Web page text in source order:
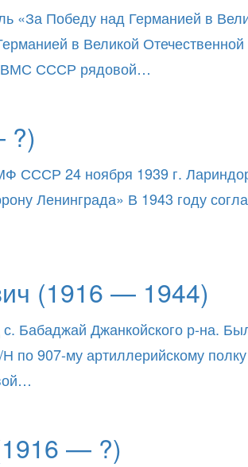
Победу над Германией в
в Великой Отечественной
ВМС СССР рядовой…
?)
СССР 24 ноября 1939 г.
Ленинграда» В 1943 году
(1916 — 1944)
Бабаджай Джанкойского р-на.
907-му артиллерийскому
— ?)